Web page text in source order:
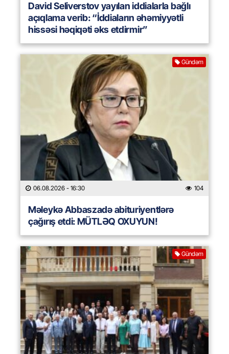
David Seliverstov yayılan iddialarla bağlı
açıqlama verib: “İddiaların əhəmiyyətli
hissəsi həqiqəti əks etdirmir”
Gündəm
06.08.2026 - 16:30 104
Məleykə Abbaszadə abituriyentlərə
çağırış etdi: MÜTLƏQ OXUYUN!
Gündəm